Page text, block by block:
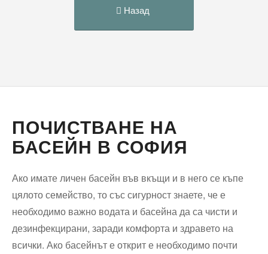
Назад
ПОЧИСТВАНЕ НА
БАСЕЙН В СОФИЯ
Ако имате личен басейн във вкъщи и в него се къпе
цялото семейство, то със сигурност знаете, че е
необходимо важно водата и басейна да са чисти и
дезинфекцирани, заради комфорта и здравето на
всички. Ако басейнът е открит е необходимо почти